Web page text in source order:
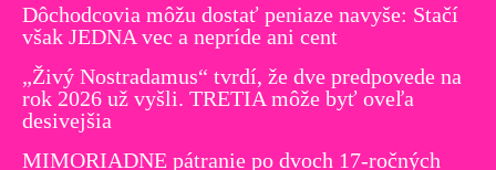
Dôchodcovia môžu dostať peniaze navyše: Stačí
však JEDNA vec a nepríde ani cent
„Živý Nostradamus“ tvrdí, že dve predpovede na
rok 2026 už vyšli. TRETIA môže byť oveľa
desivejšia
MIMORIADNE pátranie po dvoch 17-ročných